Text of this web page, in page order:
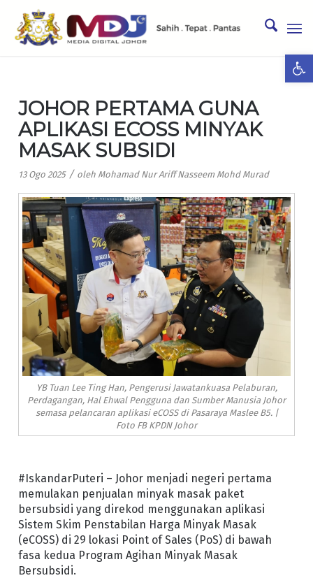
JOHOR PERTAMA GUNA
APLIKASI ECOSS MINYAK
MASAK SUBSIDI
13 Ogo 2025 / oleh Mohamad Nur Ariff Nasseem Mohd Murad
YB Tuan Lee Ting Han, Pengerusi Jawatankuasa Pelaburan,
Perdagangan, Hal Ehwal Pengguna dan Sumber Manusia Johor
semasa pelancaran aplikasi eCOSS di Pasaraya Maslee B5. |
Foto FB KPDN Johor
#IskandarPuteri – Johor menjadi negeri pertama
memulakan penjualan minyak masak paket
bersubsidi yang direkod menggunakan aplikasi
Sistem Skim Penstabilan Harga Minyak Masak
(eCOSS) di 29 lokasi Point of Sales (PoS) di bawah
fasa kedua Program Agihan Minyak Masak
Bersubsidi.